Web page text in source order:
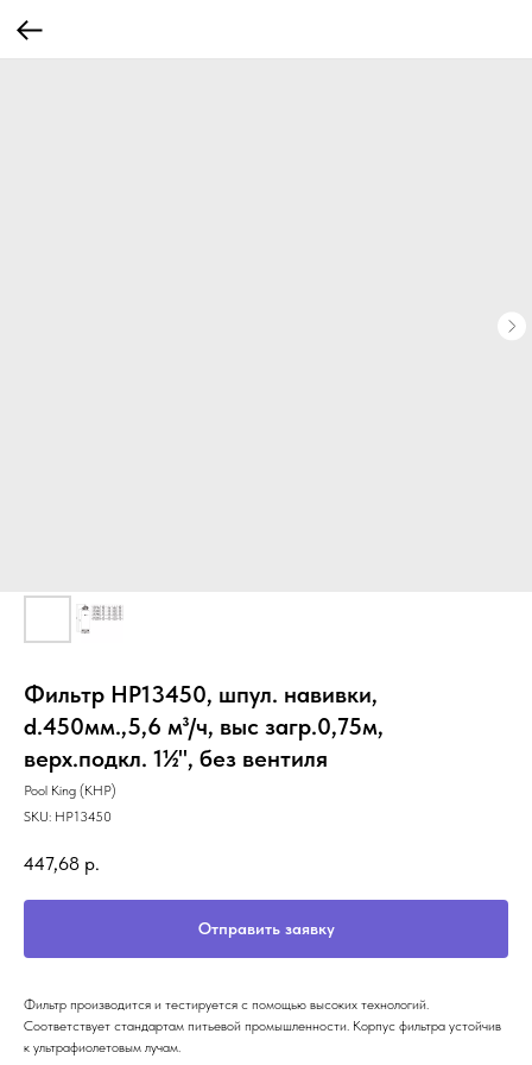
Фильтр HP13450, шпул. навивки,
d.450мм.,5,6 м³/ч, выс загр.0,75м,
верх.подкл. 1½", без вентиля
Pool King (КНР)
SKU: HP13450
447,68 р.
Отправить заявку
Фильтр производится и тестируется с помощью высоких технологий.
Соответствует стандартам питьевой промышленности. Корпус фильтра устойчив
к ультрафиолетовым лучам.